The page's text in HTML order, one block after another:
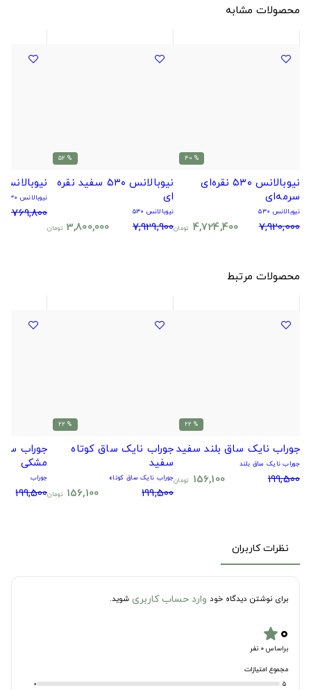
محصولات مشابه
% 40
نیوبالانس ۵۳۰ نقره‌ای
سرمه‌ای
نیوبالانس ۵۳۰
7,920,000
4,724,400 تومان
% 52
نیوبالانس ۵۳۰ سفید نقره
ای
نیوبالانس ۵۳۰
7,929,900
3,800,000 تومان
نیوبالانس ۵۳۰ مشکی
نیوبالانس ۵۳۰
4,769,800
محصولات مرتبط
% 22
جوراب نایک ساق بلند سفید
جوراب نایک ساق بلند
199,500
156,100 تومان
% 22
جوراب نایک ساق کوتاه
سفید
جوراب نایک ساق کوتاه
199,500
156,100 تومان
جوراب
مشکی
جوراب
199,500
نظرات کاربران
برای نوشتن دیدگاه خود وارد حساب کاربری شوید.
۰star
براساس 0 نفر
مجموع امتیازات
5
0